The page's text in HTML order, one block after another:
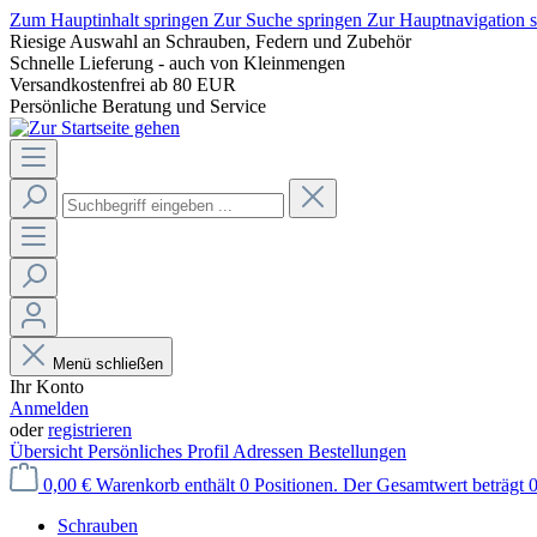
Zum Hauptinhalt springen Zur Suche springen Zur Hauptnavigation
Riesige Auswahl an Schrauben, Federn und Zubehör
Schnelle Lieferung - auch von Kleinmengen
Versandkostenfrei ab 80 EUR
Persönliche Beratung und Service
Menü schließen
Ihr Konto
Anmelden
oderregistrieren
Übersicht Persönliches Profil Adressen Bestellungen
0,00 € Warenkorb enthält 0 Positionen. Der Gesamtwert beträgt
Schrauben